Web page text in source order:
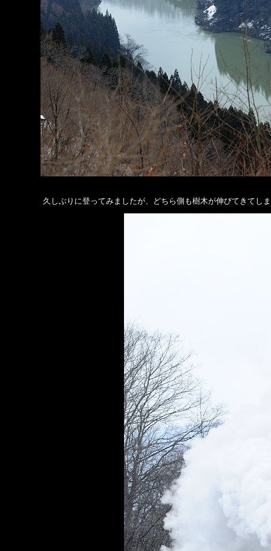
久しぶりに登ってみましたが、どちら側も樹木が伸びてきてし